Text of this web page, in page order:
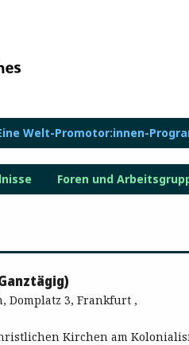
Welt-Promotor:innen-
Foren und
Domplatz 3, Frankfurt ,
Kirchen am